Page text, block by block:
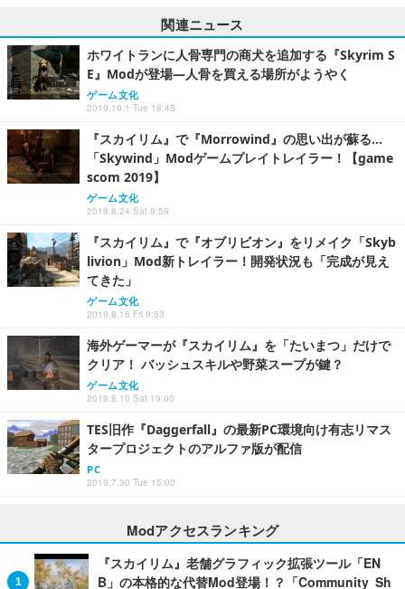
関連ニュース
ホワイトランに人骨専門の商犬を追加する『Skyrim S
E』Modが登場―人骨を買える場所がようやく
ゲーム文化
2019.10.1 Tue 18:45
『スカイリム』で『Morrowind』の思い出が蘇る…
「Skywind」Modゲームプレイトレイラー！【game
scom 2019】
ゲーム文化
2019.8.24 Sat 9:59
『スカイリム』で『オブリビオン』をリメイク「Skyb
livion」Mod新トレイラー！開発状況も「完成が見え
てきた」
ゲーム文化
2019.8.16 Fri 9:53
海外ゲーマーが『スカイリム』を「たいまつ」だけで
クリア！ バッシュスキルや野菜スープが鍵？
ゲーム文化
2019.8.10 Sat 19:00
TES旧作『Daggerfall』の最新PC環境向け有志リマス
タープロジェクトのアルファ版が配信
PC
2019.7.30 Tue 15:00
Modアクセスランキング
『スカイリム』老舗グラフィック拡張ツール「EN
B」の本格的な代替Mod登場！？「Community Sh